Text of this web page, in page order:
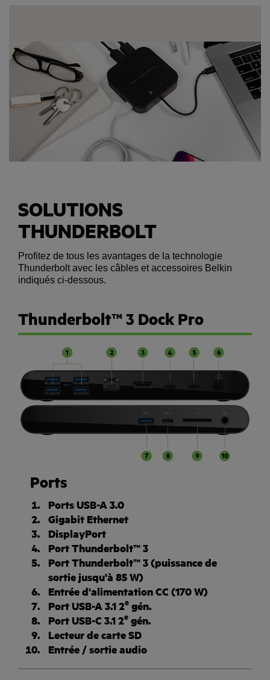
SOLUTIONS
THUNDERBOLT
Profitez de tous les avantages de la technologie
Thunderbolt avec les câbles et accessoires Belkin
indiqués ci-dessous.
Thunderbolt™ 3 Dock Pro
Ports
Ports USB-A 3.0
Gigabit Ethernet
DisplayPort
Port Thunderbolt™ 3
Port Thunderbolt™ 3 (puissance de
sortie jusqu'à 85 W)
Entrée d'alimentation CC (170 W)
Port USB-A 3.1 2e gén.
Port USB-C 3.1 2e gén.
Lecteur de carte SD
Entrée / sortie audio